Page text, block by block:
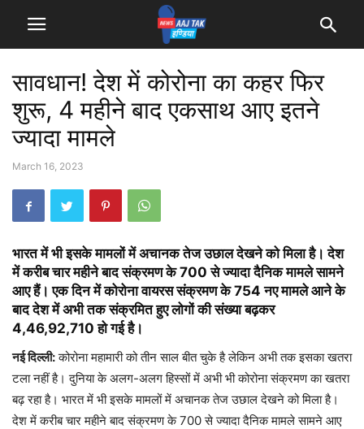
सावधान! देश में कोरोना का कहर फिर
शुरू, 4 महीने बाद एकसाथ आए इतने
ज्यादा मामले
March 16, 2023
भारत में भी इसके मामलों में अचानक तेज उछाल देखने को मिला है। देश
में करीब चार महीने बाद संक्रमण के 700 से ज्यादा दैनिक मामले सामने
आए हैं। एक दिन में कोरोना वायरस संक्रमण के 754 नए मामले आने के
बाद देश में अभी तक संक्रमित हुए लोगों की संख्या बढ़कर
4,46,92,710 हो गई है।
नई दिल्ली:कोरोना महामारी को तीन साल बीत चुके है लेकिन अभी तक इसका खतरा
टला नहीं है। दुनिया के अलग-अलग हिस्सों में अभी भी कोरोना संक्रमण का खतरा
बढ़ रहा है। भारत में भी इसके मामलों में अचानक तेज उछाल देखने को मिला है।
देश में करीब चार महीने बाद संक्रमण के 700 से ज्यादा दैनिक मामले सामने आए